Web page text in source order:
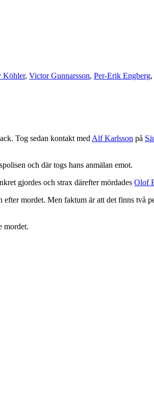
Köhler, Victor Gunnarsson, Per-Erik Engberg,
Tog sedan kontakt med Alf Karlsson på
och där togs hans anmälan emot.
gjordes och strax därefter mördades Olof
mordet. Men faktum är att det finns två
mordet.